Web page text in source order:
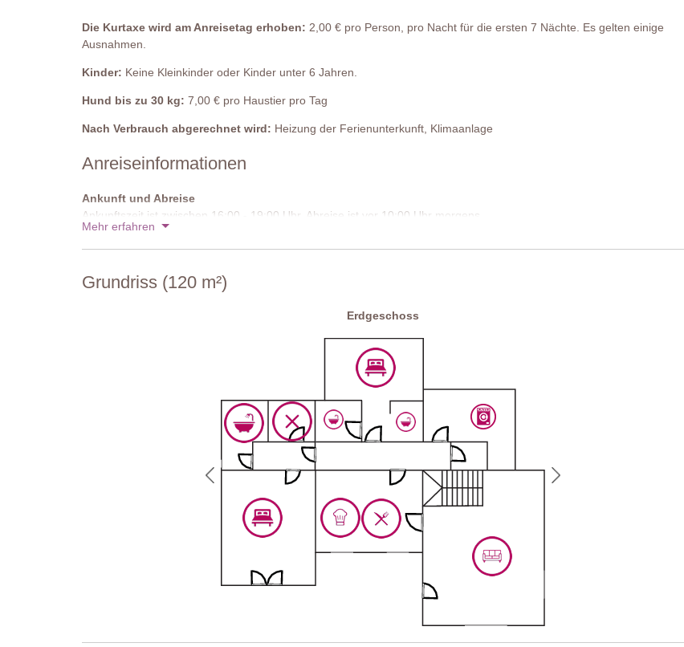
Schlafzimmer 3
Doppelbett (welches nicht in zwei Einzelbetten umgestellt werden kann), Nachttische, Sessel.
Ankleidezimmer
Badewanne mit Duschvorrichtung, Waschbecken, Bidet, WC.
Privater Pool
Länge: 10 Meter
Breite: 5 Meter
Tiefe: 1,20 – 1,70 Meter
Geöffnet: Mai bis Oktober
Eingezäunt: Nein
Die Kurtaxe wird am Anreisetag erhoben: 2,00 € pro Person, pro Nacht für die ersten 7 Nächte. Es gelten einige
Ausnahmen.
Kinder: Keine Kleinkinder oder Kinder unter 6 Jahren.
Hund bis zu 30 kg: 7,00 € pro Haustier pro Tag
Nach Verbrauch abgerechnet wird: Heizung der Ferienunterkunft, Klimaanlage
Anreiseinformationen
Ankunft und Abreise
Ankunftszeit ist zwischen 16:00 - 19:00 Uhr. Abreise ist vor 10:00 Uhr morgens.
Mehr erfahren
Grundriss (120 m²)
Erdgeschoss